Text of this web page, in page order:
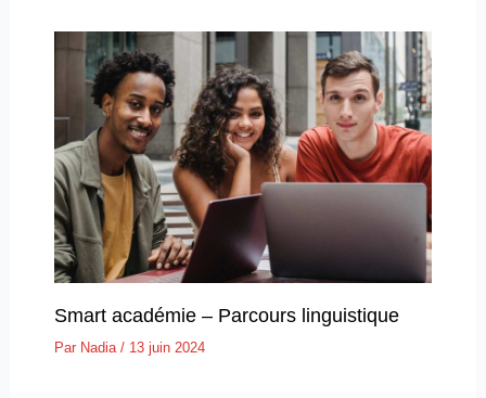
Smart académie – Parcours linguistique
Par Nadia / 13 juin 2024